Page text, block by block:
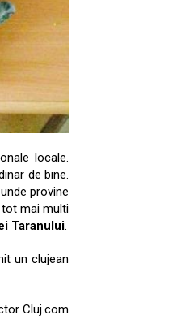
locale.
de bine.
provine
mai multi
Taranului.
un clujean
Cluj.com